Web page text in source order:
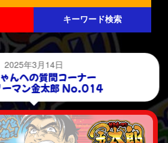
キーワード検索
2025年3月14日
んへの質問コーナー
ーマン金太郎 No.014